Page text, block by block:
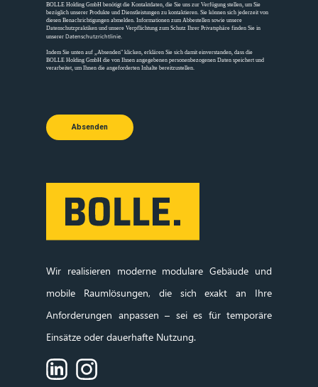
BOLLE Holding GmbH benötigt die Kontaktdaten, die Sie uns zur Verfügung stellen, um Sie
bezüglich unserer Produkte und Dienstleistungen zu kontaktieren. Sie können sich jederzeit von
diesen Benachrichtigungen abmelden. Informationen zum Abbestellen sowie unsere
Datenschutzpraktiken und unsere Verpflichtung zum Schutz Ihrer Privatsphäre finden Sie in
unserer Datenschutzrichtlinie
Indem Sie unten auf „Absenden" klicken, erklären Sie sich damit einverstanden, dass die
BOLLE Holding GmbH die von Ihnen angegebenen personenbezogenen Daten speichert und
verarbeitet, um Ihnen die angeforderten Inhalte bereitzustellen.
Absenden
Wir realisieren moderne modulare Gebäude und
mobile Raumlösungen, die sich exakt an Ihre
Anforderungen anpassen – sei es für temporäre
Einsätze oder dauerhafte Nutzung.